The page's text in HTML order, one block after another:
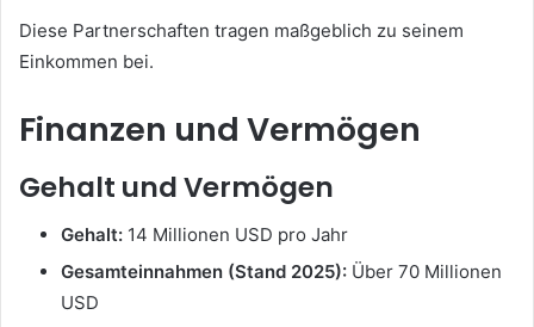
Diese Partnerschaften tragen maßgeblich zu seinem
Einkommen bei.
Finanzen und Vermögen
Gehalt und Vermögen
Gehalt: 14 Millionen USD pro Jahr
Gesamteinnahmen (Stand 2025): Über 70 Millionen
USD